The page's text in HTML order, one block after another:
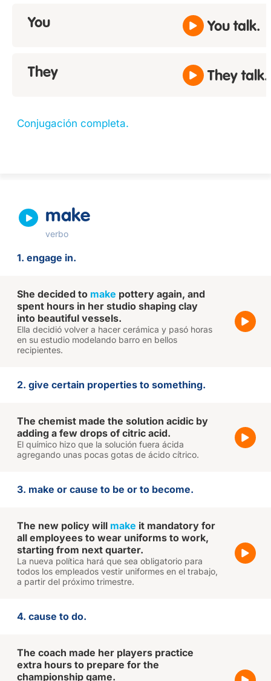
You You talk.
They They talk.
Conjugación completa.
make
verbo
1. engage in.
She decided to make pottery again, and
spent hours in her studio shaping clay
into beautiful vessels.
Ella decidió volver a hacer cerámica y pasó horas
en su estudio modelando barro en bellos
recipientes.
2. give certain properties to something.
The chemist made the solution acidic by
adding a few drops of citric acid.
El químico hizo que la solución fuera ácida
agregando unas pocas gotas de ácido cítrico.
3. make or cause to be or to become.
The new policy will make it mandatory for
all employees to wear uniforms to work,
starting from next quarter.
La nueva política hará que sea obligatorio para
todos los empleados vestir uniformes en el trabajo,
a partir del próximo trimestre.
4. cause to do.
The coach made her players practice
extra hours to prepare for the
championship game.